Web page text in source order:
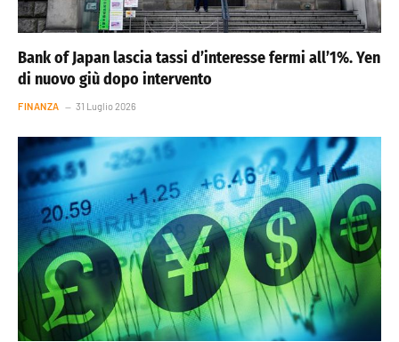
Bank of Japan lascia tassi d’interesse fermi all’1%. Yen
di nuovo giù dopo intervento
FINANZA 31 Luglio 2026